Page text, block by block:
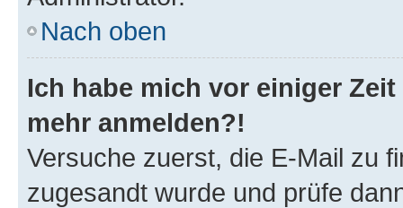
Nach oben
Ich habe mich vor einiger
mehr anmelden?!
Versuche zuerst, die E-Mail zu
zugesandt wurde und prüfe